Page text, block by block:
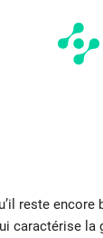
reste
caractérise la